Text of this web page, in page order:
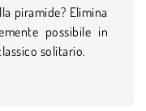
piramide? Elimina
possibile in
solitario.